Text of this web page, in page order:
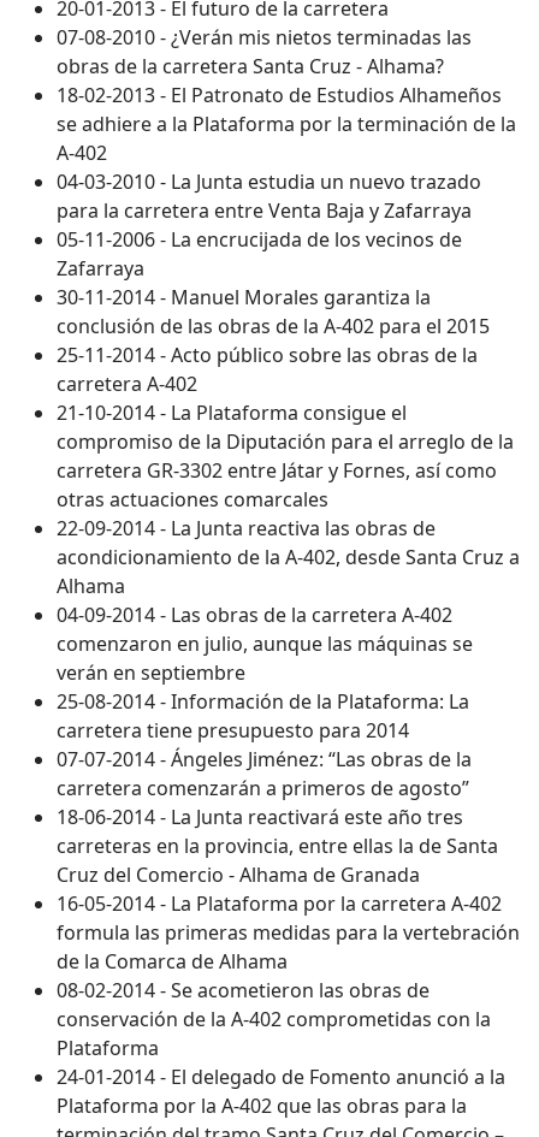
20-01-2013 - El futuro de la carretera
07-08-2010 - ¿Verán mis nietos terminadas las
obras de la carretera Santa Cruz - Alhama?
18-02-2013 - El Patronato de Estudios Alhameños
se adhiere a la Plataforma por la terminación de la
A-402
04-03-2010 - La Junta estudia un nuevo trazado
para la carretera entre Venta Baja y Zafarraya
05-11-2006 - La encrucijada de los vecinos de
Zafarraya
30-11-2014 - Manuel Morales garantiza la
conclusión de las obras de la A-402 para el 2015
25-11-2014 - Acto público sobre las obras de la
carretera A-402
21-10-2014 - La Plataforma consigue el
compromiso de la Diputación para el arreglo de la
carretera GR-3302 entre Játar y Fornes, así como
otras actuaciones comarcales
22-09-2014 - La Junta reactiva las obras de
acondicionamiento de la A-402, desde Santa Cruz a
Alhama
04-09-2014 - Las obras de la carretera A-402
comenzaron en julio, aunque las máquinas se
verán en septiembre
25-08-2014 - Información de la Plataforma: La
carretera tiene presupuesto para 2014
07-07-2014 - Ángeles Jiménez: “Las obras de la
carretera comenzarán a primeros de agosto”
18-06-2014 - La Junta reactivará este año tres
carreteras en la provincia, entre ellas la de Santa
Cruz del Comercio - Alhama de Granada
16-05-2014 - La Plataforma por la carretera A-402
formula las primeras medidas para la vertebración
de la Comarca de Alhama
08-02-2014 - Se acometieron las obras de
conservación de la A-402 comprometidas con la
Plataforma
24-01-2014 - El delegado de Fomento anunció a la
Plataforma por la A-402 que las obras para la